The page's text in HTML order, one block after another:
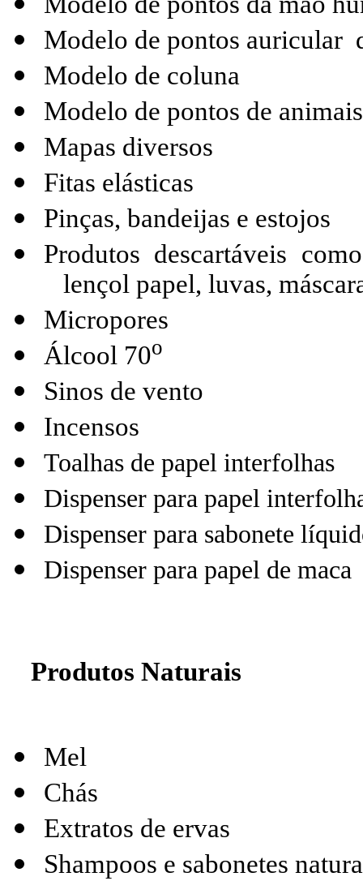
Modelo de pontos auricular
Modelo de coluna
Modelo de pontos de
Mapas diversos
Fitas elásticas
Pinças, bandeijas e estojos
Produtos descartáveis
lençol papel, luvas,
Micropores
Álcool 70o
Sinos de vento
Incensos
Toalhas de papel interfolhas
Dispenser para papel
Dispenser para sabonete
Dispenser para papel de maca
Produtos Naturais
Mel
Chás
Extratos de ervas
Shampoos e sabonetes